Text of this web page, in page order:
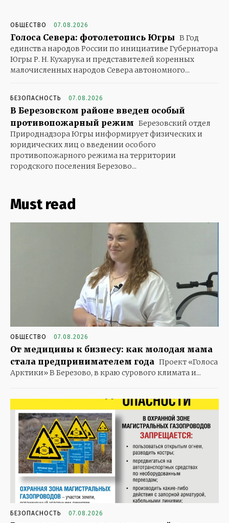
ОБЩЕСТВО 07.08.2026
Голоса Севера: фотолетопись Югры В Год
единства народов России по инициативе Губернатора
Югры Р. Н. Кухарука и представителей коренных
малочисленных народов Севера автономного...
БЕЗОПАСНОСТЬ 07.08.2026
В Березовском районе введен особый
противопожарный режим Березовский отдел
Природнадзора Югры информирует физических и
юридических лиц о введении особого
противопожарного режима на территории
городского поселения Березово...
Must read
ОБЩЕСТВО 07.08.2026
От медицины к бизнесу: как молодая мама
стала предпринимателем года Проект «Голоса
Арктики» В Березово, в краю сурового климата и...
БЕЗОПАСНОСТЬ 07.08.2026